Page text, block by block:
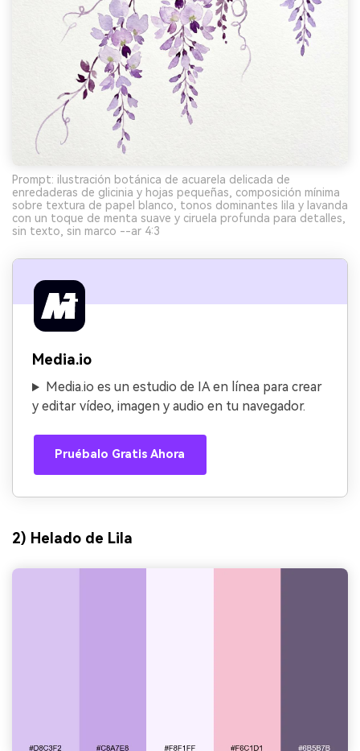
Prompt: ilustración botánica de acuarela delicada de
enredaderas de glicinia y hojas pequeñas, composición mínima
sobre textura de papel blanco, tonos dominantes lila y lavanda
con un toque de menta suave y ciruela profunda para detalles,
sin texto, sin marco --ar 4:3
Media.io
Media.io es un estudio de IA en línea para crear
y editar vídeo, imagen y audio en tu navegador.
Pruébalo Gratis Ahora
2) Helado de Lila